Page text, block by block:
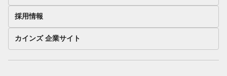
採用情報
カインズ 企業サイト